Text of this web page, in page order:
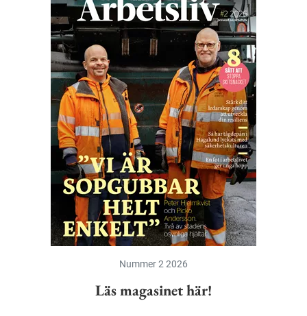
Nummer 2 2026
Läs magasinet här!